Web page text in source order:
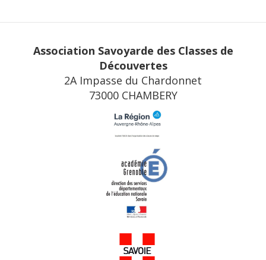
Association Savoyarde des Classes de
Découvertes
2A Impasse du Chardonnet
73000 CHAMBERY